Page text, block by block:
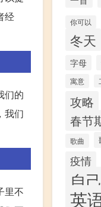
经
们的
我们
里不
你可以
冬天
字母
寓意
攻略
春节
歌曲
疫情
自
英